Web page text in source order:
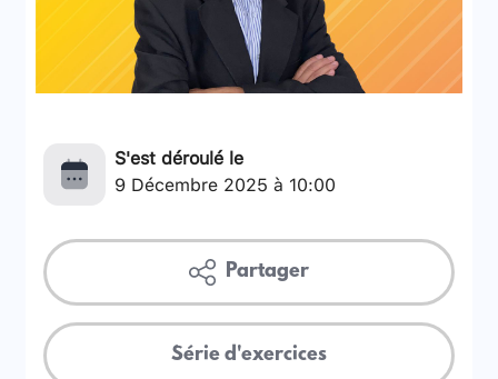
S'est déroulé le
9 Décembre 2025 à 10:00
Partager
Série d'exercices